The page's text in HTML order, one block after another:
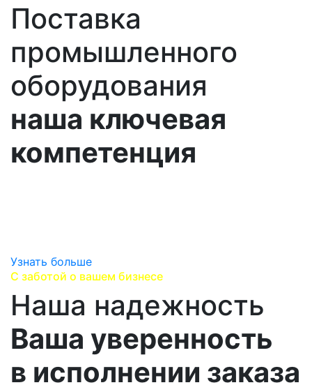
Поставка
промышленного
оборудования
наша ключевая
компетенция
Узнать больше
С заботой о вашем бизнесе
Наша надежность
Ваша уверенность
в исполнении заказа